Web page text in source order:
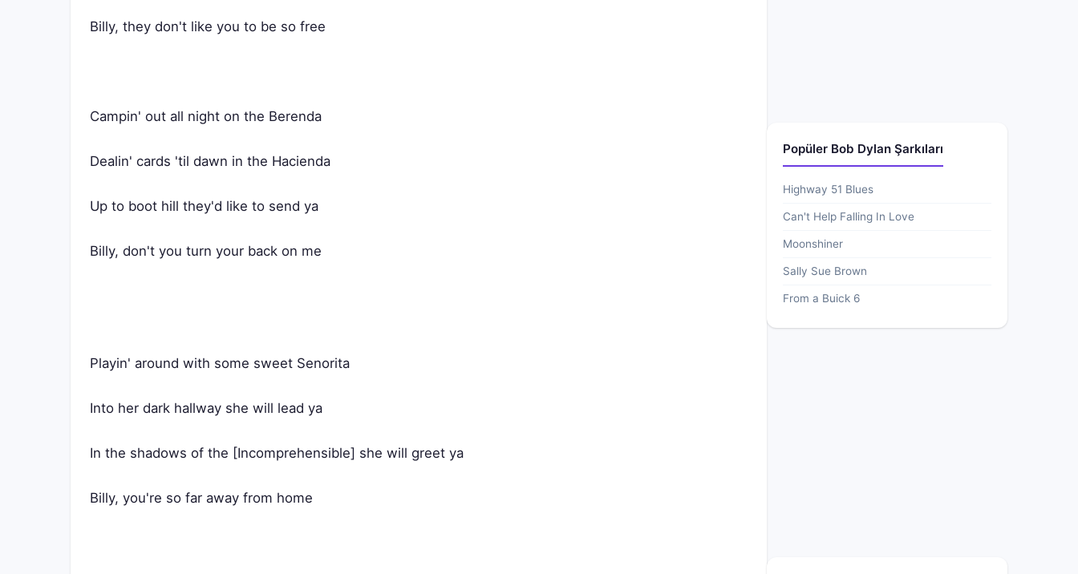
Billy, they don't like you to be so free
Campin' out all night on the Berenda
Dealin' cards 'til dawn in the Hacienda
Up to boot hill they'd like to send ya
Billy, don't you turn your back on me
Playin' around with some sweet Senorita
Into her dark hallway she will lead ya
In the shadows of the [Incomprehensible] she will greet ya
Billy, you're so far away from home
Popüler Bob Dylan Şarkıları
Highway 51 Blues
Can't Help Falling In Love
Moonshiner
Sally Sue Brown
From a Buick 6